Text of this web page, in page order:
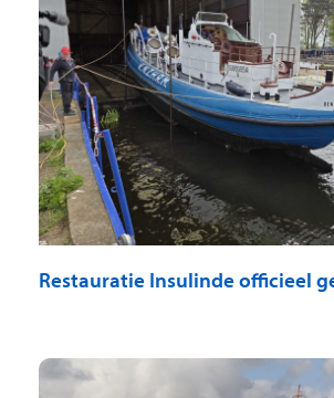
Restauratie Insulinde officieel